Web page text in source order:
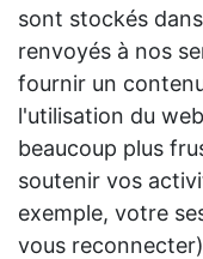
sont stockés
renvoyés à nos
fournir un
l'utilisation du
beaucoup plus
soutenir vos
exemple, votre
vous